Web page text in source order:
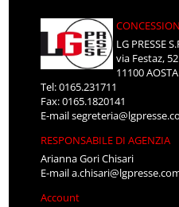
LG PRESSE
via Festaz, 52
11100 AOSTA
Tel: 0165.231711
Fax: 0165.1820141
E-mail
RESPONSABILE DI AGENZIA
Arianna Gori Chisari
E-mail
Account